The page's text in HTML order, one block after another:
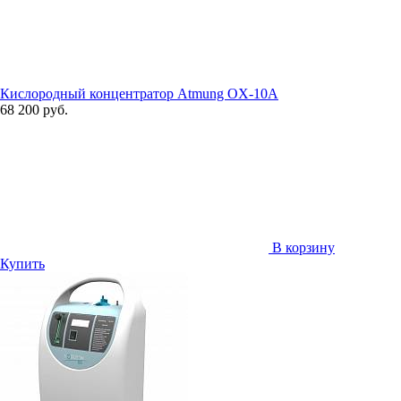
Кислородный концентратор Atmung OX-10A
68 200 руб.
В корзину
Купить